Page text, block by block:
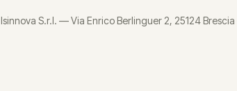
Isinnova S.r.l. — Via Enrico Berlinguer 2, 25124